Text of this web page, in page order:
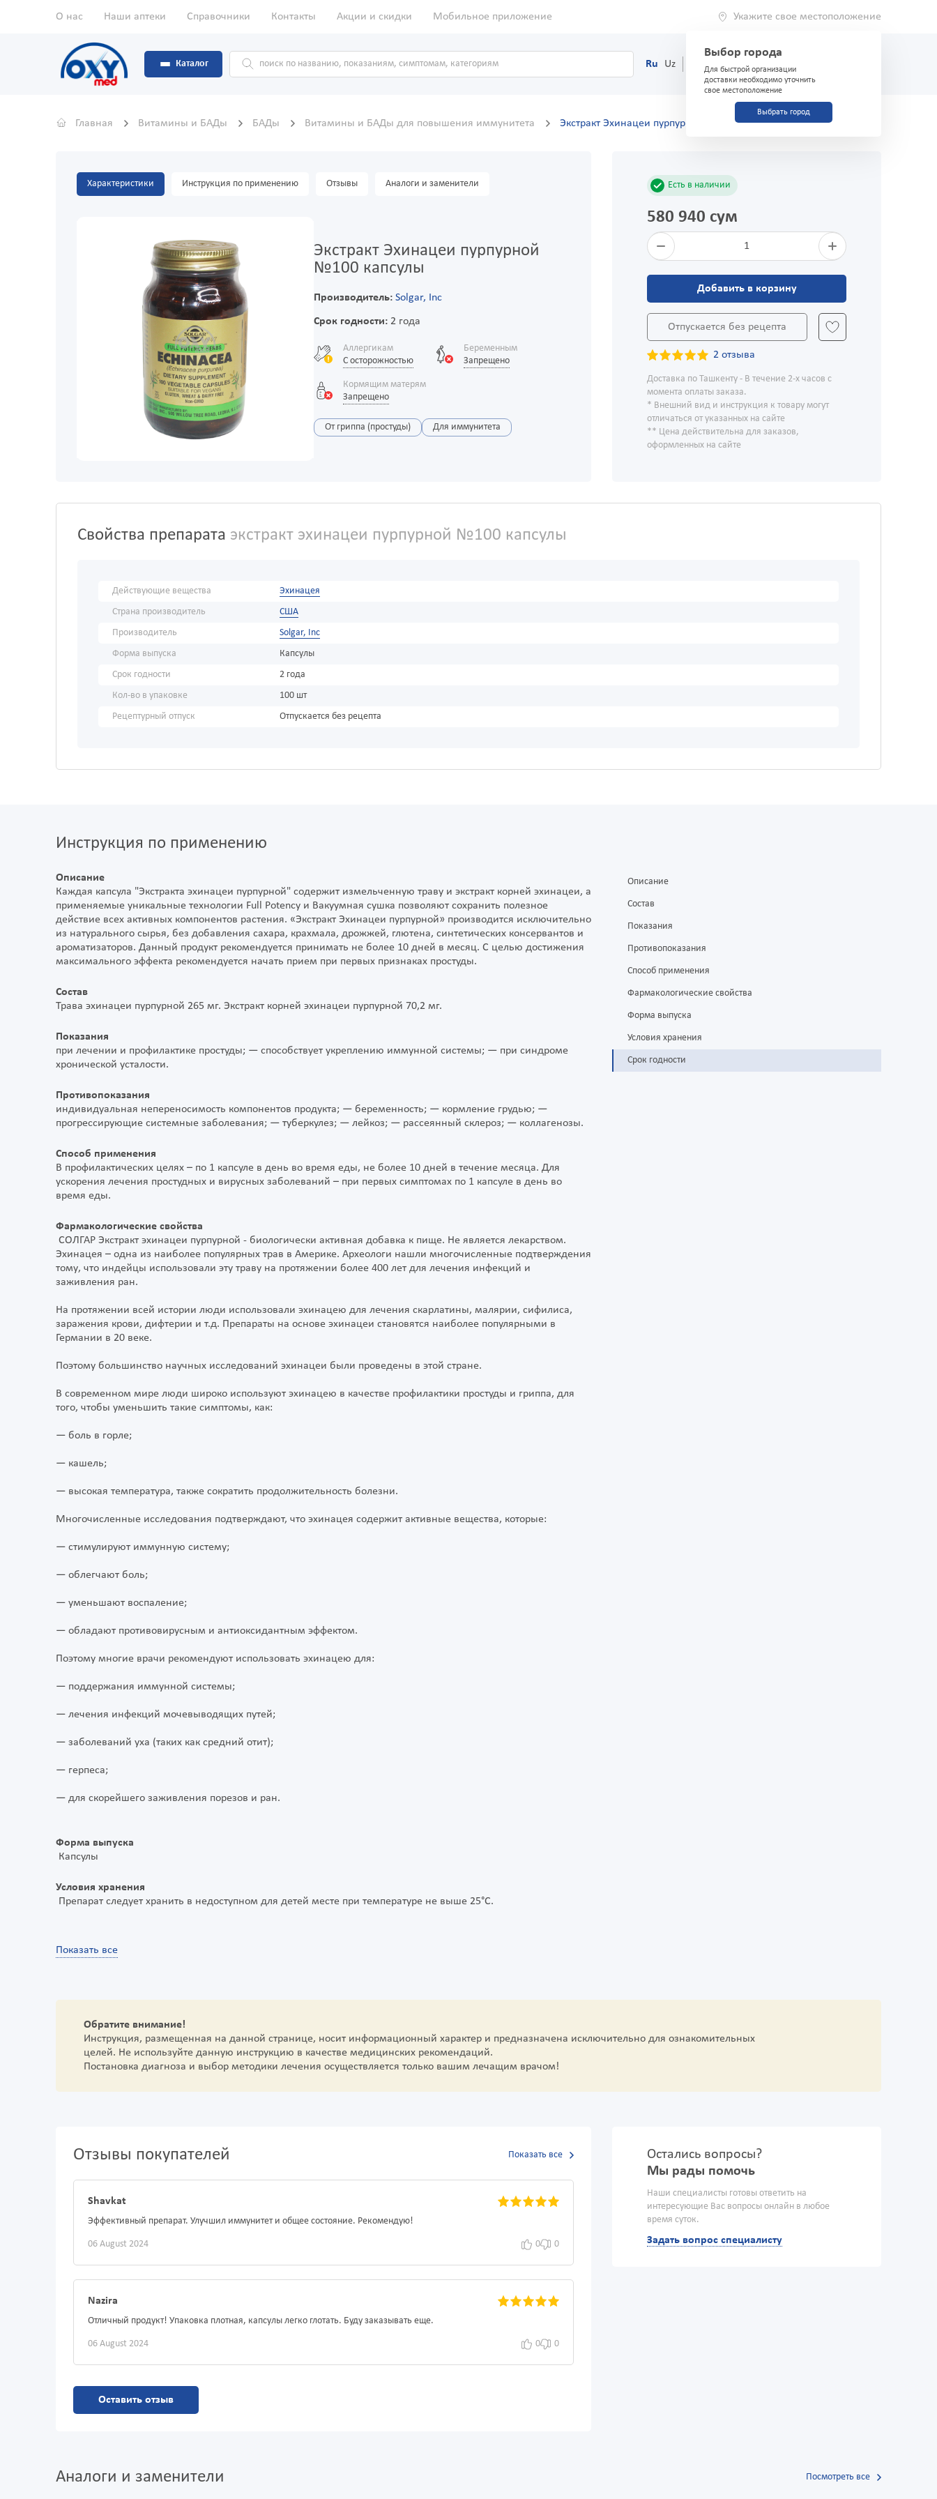
О нас Наши аптеки Справочники Контакты Акции и скидки Мобильное приложение Укажите свое местоположение
Выбор города
Для быстрой организации
доставки необходимо уточнить
свое местоположение
Выбрать город
Каталог Ru Uz (71) 200-03-03
Главная Витамины и БАДы БАДы Витамины и БАДы для повышения иммунитета Экстракт Эхинацеи пурпурной №100 капсулы
Характеристики Инструкция по применению Отзывы Аналоги и заменители
Экстракт Эхинацеи пурпурной
№100 капсулы
Производитель: Solgar, Inc
Срок годности:2 года
Аллергикам
С осторожностью
Беременным
Запрещено
Кормящим матерям
Запрещено
От гриппа (простуды) Для иммунитета
Есть в наличии
580 940 сум
1
Добавить в корзину
Отпускается без рецепта
2 отзыва
Доставка по Ташкенту - В течение 2-х часов с
момента оплаты заказа.
* Внешний вид и инструкция к товару могут
отличаться от указанных на сайте
** Цена действительна для заказов,
оформленных на сайте
Свойства препарата экстракт эхинацеи пурпурной №100 капсулы
Действующие вещества
Эхинацея
Страна производитель
США
Производитель
Solgar, Inc
Форма выпуска
Капсулы
Срок годности
2 года
Кол-во в упаковке
100 шт
Рецептурный отпуск
Отпускается без рецепта
Инструкция по применению
Описание
Каждая капсула "Экстракта эхинацеи пурпурной" содержит измельченную траву и экстракт корней эхинацеи, а
применяемые уникальные технологии Full Potency и Вакуумная сушка позволяют сохранить полезное
действие всех активных компонентов растения. «Экстракт Эхинацеи пурпурной» производится исключительно
из натурального сырья, без добавления сахара, крахмала, дрожжей, глютена, синтетических консервантов и
ароматизаторов. Данный продукт рекомендуется принимать не более 10 дней в месяц. С целью достижения
максимального эффекта рекомендуется начать прием при первых признаках простуды.
Состав
Трава эхинацеи пурпурной 265 мг. Экстракт корней эхинацеи пурпурной 70,2 мг.
Показания
при лечении и профилактике простуды; — способствует укреплению иммунной системы; — при синдроме
хронической усталости.
Противопоказания
индивидуальная непереносимость компонентов продукта; — беременность; — кормление грудью; —
прогрессирующие системные заболевания; — туберкулез; — лейкоз; — рассеянный склероз; — коллагенозы.
Способ применения
В профилактических целях – по 1 капсуле в день во время еды, не более 10 дней в течение месяца. Для
ускорения лечения простудных и вирусных заболеваний – при первых симптомах по 1 капсуле в день во
время еды.
Фармакологические свойства
СОЛГАР Экстракт эхинацеи пурпурной - биологически активная добавка к пище. Не является лекарством.
Эхинацея – одна из наиболее популярных трав в Америке. Археологи нашли многочисленные подтверждения
тому, что индейцы использовали эту траву на протяжении более 400 лет для лечения инфекций и
заживления ран.
На протяжении всей истории люди использовали эхинацею для лечения скарлатины, малярии, сифилиса,
заражения крови, дифтерии и т.д. Препараты на основе эхинацеи становятся наиболее популярными в
Германии в 20 веке.
Поэтому большинство научных исследований эхинацеи были проведены в этой стране.
В современном мире люди широко используют эхинацею в качестве профилактики простуды и гриппа, для
того, чтобы уменьшить такие симптомы, как:
— боль в горле;
— кашель;
— высокая температура, также сократить продолжительность болезни.
Многочисленные исследования подтверждают, что эхинацея содержит активные вещества, которые:
— стимулируют иммунную систему;
— облегчают боль;
— уменьшают воспаление;
— обладают противовирусным и антиоксидантным эффектом.
Поэтому многие врачи рекомендуют использовать эхинацею для:
— поддержания иммунной системы;
— лечения инфекций мочевыводящих путей;
— заболеваний уха (таких как средний отит);
— герпеса;
— для скорейшего заживления порезов и ран.
Форма выпуска
Капсулы
Условия хранения
Препарат следует хранить в недоступном для детей месте при температуре не выше 25°С.
Показать все
Описание
Состав
Показания
Противопоказания
Способ применения
Фармакологические свойства
Форма выпуска
Условия хранения
Срок годности
Обратите внимание!
Инструкция, размещенная на данной странице, носит информационный характер и предназначена исключительно для ознакомительных
целей. Не используйте данную инструкцию в качестве медицинских рекомендаций.
Постановка диагноза и выбор методики лечения осуществляется только вашим лечащим врачом!
Отзывы покупателей Показать все
Shavkat
Эффективный препарат. Улучшил иммунитет и общее состояние. Рекомендую!
06 August 2024 0 0
Nazira
Отличный продукт! Упаковка плотная, капсулы легко глотать. Буду заказывать еще.
06 August 2024 0 0
Оставить отзыв
Остались вопросы?
Мы рады помочь
Наши специалисты готовы ответить на
интересующие Вас вопросы онлайн в любое
время суток.
Задать вопрос специалисту
Аналоги и заменители Посмотреть все